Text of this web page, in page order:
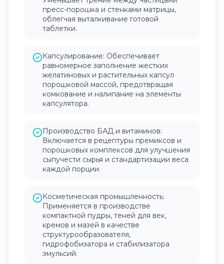
пресс-порошка и стенками матрицы,
облегчая выталкивание готовой
таблетки.
Капсулирование: Обеспечивает
равномерное заполнение жестких
желатиновых и растительных капсул
порошковой массой, предотвращая
комкование и налипание на элементы
капсулятора.
Производство БАД и витаминов:
Включается в рецептуры премиксов и
порошковых комплексов для улучшения
сыпучести сырья и стандартизации веса
каждой порции.
Косметическая промышленность:
Применяется в производстве
компактной пудры, теней для век,
кремов и мазей в качестве
структурообразователя,
гидрофобизатора и стабилизатора
эмульсий.